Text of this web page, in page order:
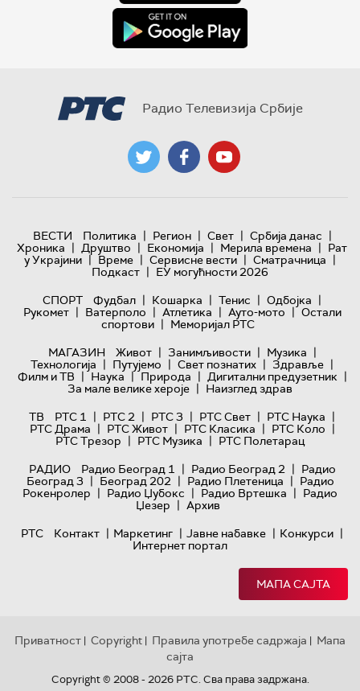
Радио Телевизија Србије
ВЕСТИ Политика | Регион | Свет | Србија данас |
Хроника | Друштво | Економија | Мерила времена | Рат
у Украјини | Време | Сервисне вести | Сматрачница |
Подкаст | ЕУ могућности 2026
СПОРТ
Фудбал | Кошарка | Тенис | Одбојка |
Рукомет | Ватерполо | Атлетика | Ауто-мото | Остали
спортови | Меморијал РТС
МАГАЗИН
Живот | Занимљивости | Музика |
Технологијa | Путујемо | Свет познатих | Здравље |
Филм и ТВ | Наука | Природа | Дигитални предузетник |
За мале велике хероје | Наизглед здрав
ТВ
РТС 1 | РТС 2 | РТС 3 | РТС Свет | РТС Наука |
РТС Драма | РТС Живот | РТС Класика | РТС Коло |
РТС Трезор | РТС Музика | РТС Полетарац
РАДИО
Радио Београд 1 | Радио Београд 2 | Радио
Београд 3 | Београд 202 | Радио Плетеница | Радио
Рокенролер | Радио Џубокс | Радио Вртешка | Радио
Џезер | Архив
РТС
Контакт | Маркетинг | Јавне набавке | Конкурси |
Интернет портал
МАПА САЈТА
Приватност | Copyright | Правила употребе садржаја | Мапа
сајта
Copyright © 2008 - 2026 РТС. Сва права задржана.